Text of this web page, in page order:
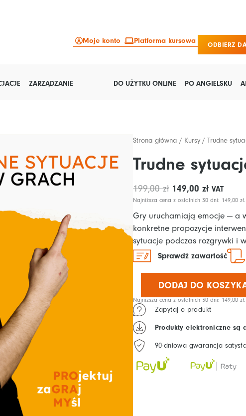
Moje konto Platforma kursowa ODBIERZ
ZARZĄDZANIE DO UŻYTKU ONLINE PO ANGIELSKU
Strona główna / Kursy / Trudne
Trudne
199,00zł Pierwotna
cena
wynosiła:
199,00 zł.
149,00 złAktualna
cena
wynosi:
149,00
VAT
Najniższa cena z ostatnich 30 dni: 149,00 zł.
Gry uruchamiają emocje — a
konkretne propozycje
sytuacje podczas rozgrywki i
Sprawdź zawartość
sytuacje
w
grach
[kurs]
DODAJ DO
Najniższa cena z ostatnich 30 dni: 149,00 zł.
Zapytaj o produkt
Produkty elektroniczne są
90-dniowa gwarancja